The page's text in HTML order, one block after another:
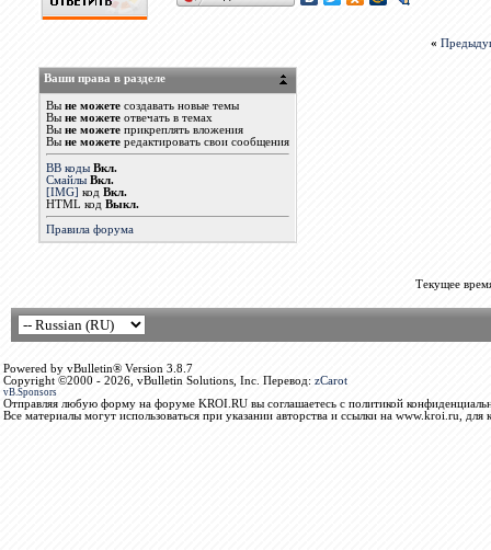
«
Ваши права в разделе
Вы не можетесоздавать новые темы
Вы не можетеотвечать в темах
Вы не можетеприкреплять вложения
Вы не можетередактировать свои сообщения
BB коды Вкл.
Смайлы Вкл.
[IMG] код Вкл.
HTML код Выкл.
Правила форума
Текущее
Powered by vBulletin® Version 3.8.7
Copyright ©2000 - 2026, vBulletin Solutions, Inc. Перевод: zCarot
vB.Sponsors
Отправляя любую форму на форуме KROI.RU вы соглашаетесь с политикой
Все материалы могут использоваться при указании авторства и ссылки на www.kroi.ru, для